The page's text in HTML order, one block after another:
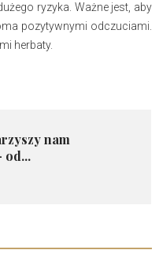
ryzyka. Ważne jest, aby
pozytywnymi odczuciami.
herbaty.
nam
od...